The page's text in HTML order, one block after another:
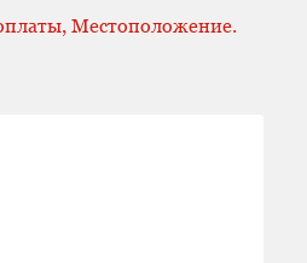
Местоположение.